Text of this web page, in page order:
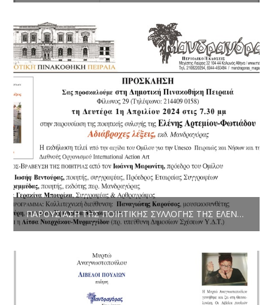
ΠΑΡΟΥΣΊΑΣΗ ΤΗΣ ΠΟΙΗΤΙΚΉΣ ΣΥΛΛΟΓΉΣ ΤΗΣ ΕΛΈΝΗΣ ΑΡΤΕΜΊΟΥ-ΦΩΤΙΆΔΟΥ